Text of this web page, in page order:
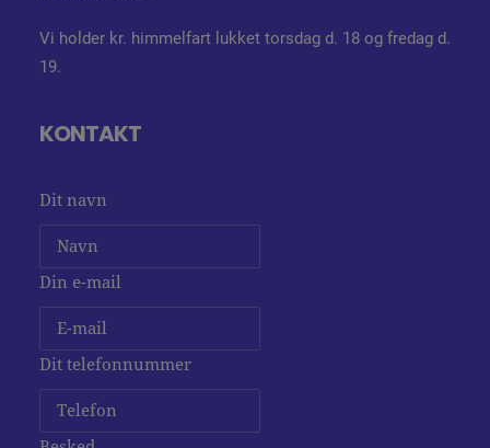
Vi holder kr. himmelfart lukket torsdag d. 18 og fredag d.
19.
KONTAKT
Dit navn
Din e-mail
Dit telefonnummer